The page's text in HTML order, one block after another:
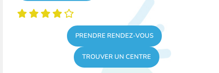
PRENDRE RENDEZ-VOUS
TROUVER UN CENTRE